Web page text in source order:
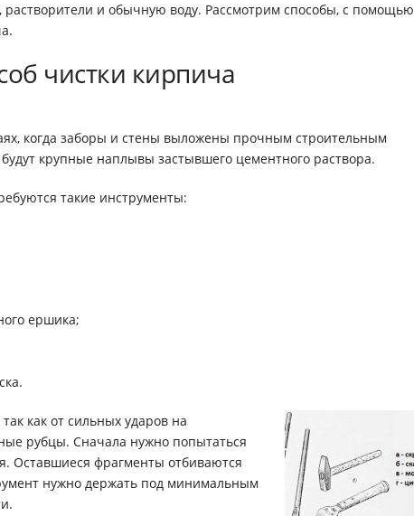
растворители и обычную воду. Рассмотрим способы, с помощью
чистки кирпича
когда заборы и стены выложены прочным строительным
крупные наплывы застывшего цементного раствора.
такие инструменты:
ершика;
как от сильных ударов на
рубцы. Сначала нужно попытаться
Оставшиеся фрагменты отбиваются
нужно держать под минимальным